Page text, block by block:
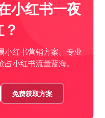
小红书一夜
小红书营销方案。专业
小红书流量蓝海。
免费获取方案